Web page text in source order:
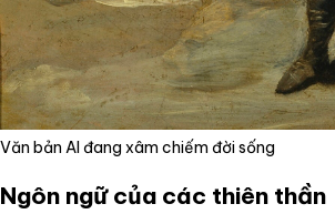
Văn bản AI đang xâm chiếm đời sống
Ngôn ngữ của các thiên thần